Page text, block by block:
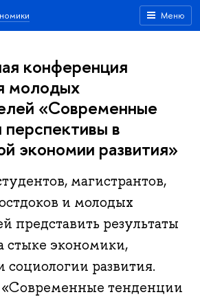
Меню
конференция
«Современные
в
экономии развития»
магистрантов,
и молодых
представить результаты
стыке экономики,
социологии развития.
тенденции